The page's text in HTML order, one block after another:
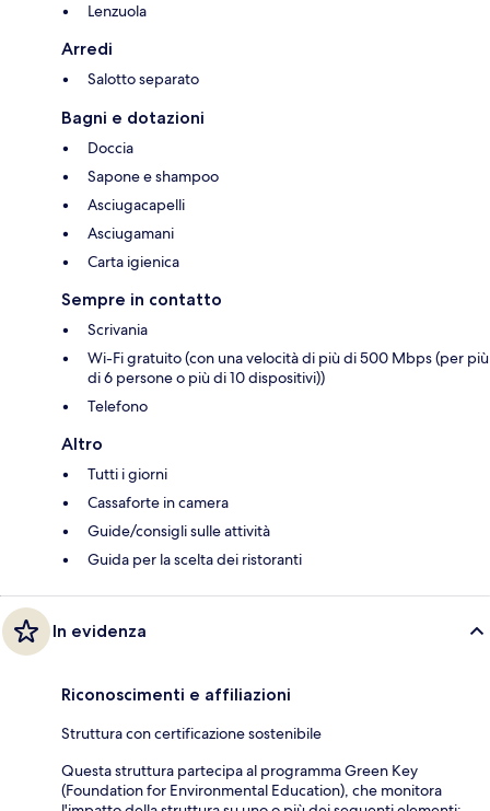
Lenzuola
Arredi
Salotto separato
Bagni e dotazioni
Doccia
Sapone e shampoo
Asciugacapelli
Asciugamani
Carta igienica
Sempre in contatto
Scrivania
Wi-Fi gratuito (con una velocità di più di 500 Mbps (per più
di 6 persone o più di 10 dispositivi))
Telefono
Altro
Tutti i giorni
Cassaforte in camera
Guide/consigli sulle attività
Guida per la scelta dei ristoranti
In evidenza
Riconoscimenti e affiliazioni
Struttura con certificazione sostenibile
Questa struttura partecipa al programma Green Key
(Foundation for Environmental Education), che monitora